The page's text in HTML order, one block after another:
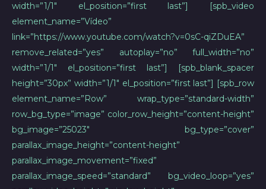
width=”1/1″ el_position=”first last”] [spb_video
element_name=”Vídeo”
link=”https://www.youtube.com/watch?v=0sC-qiZDuEA”
remove_related=”yes” autoplay=”no” full_width=”no”
width=”1/1″ el_position=”first last”] [spb_blank_spacer
height=”30px” width=”1/1″ el_position=”first last”] [spb_row
element_name=”Row” wrap_type=”standard-width”
row_bg_type=”image” color_row_height=”content-height”
bg_image=”25023″ bg_type=”cover”
parallax_image_height=”content-height”
parallax_image_movement=”fixed”
parallax_image_speed=”standard” bg_video_loop=”yes”